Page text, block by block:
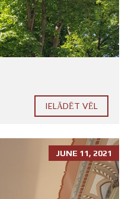
IELĀDĒT VĒL
JUNE 11, 2021